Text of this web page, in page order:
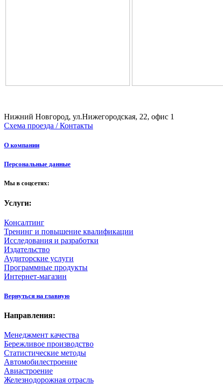
Нижний Новгород, ул.Нижегородская, 22, офис 1
Схема проезда / Контакты
О компании
Персональные данные
Мы в соцсетях:
Услуги:
Консалтинг
Тренинг и повышение квалификации
Исследования и разработки
Издательство
Аудиторские услуги
Программные продукты
Интернет-магазин
Вернуться на главную
Направления:
Менеджмент качества
Бережливое производство
Статистические методы
Автомобилестроение
Авиастроение
Железнодорожная отрасль